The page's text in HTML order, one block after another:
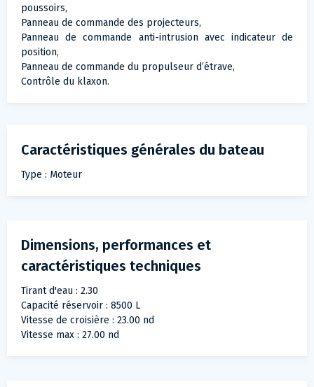
poussoirs,
Panneau de commande des projecteurs,
Panneau de commande anti-intrusion avec indicateur de
position,
Panneau de commande du propulseur d’étrave,
Contrôle du klaxon.
Caractéristiques générales du bateau
Type : Moteur
Dimensions, performances et
caractéristiques techniques
Tirant d'eau : 2.30
Capacité réservoir : 8500 L
Vitesse de croisière : 23.00 nd
Vitesse max : 27.00 nd